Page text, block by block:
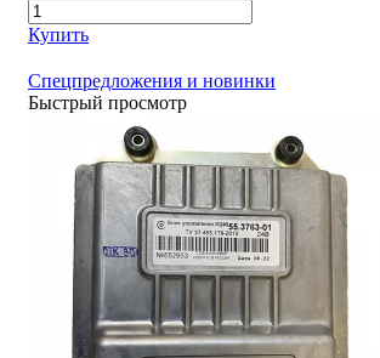
Купить
Спецпредложения и новинки
Быстрый просмотр